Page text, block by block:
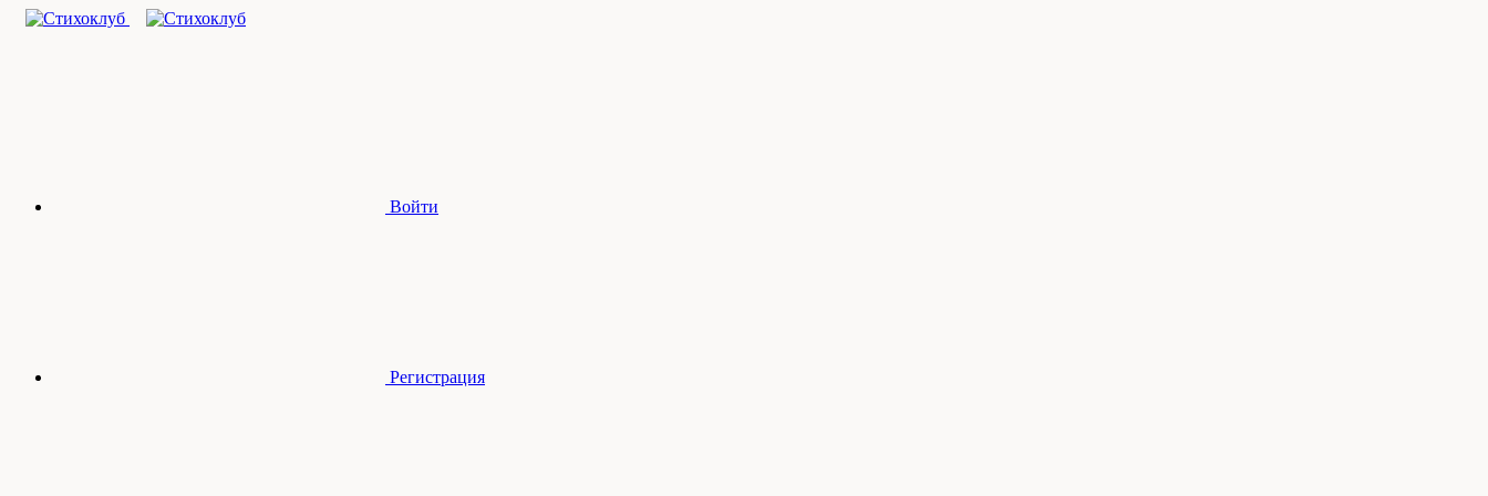
Войти
Регистрация